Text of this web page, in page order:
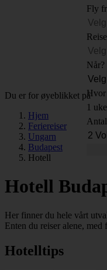
Fly
Når?
Hvor
1 uke
Du er for øyeblikket på
Hjem
Feriereiser
Ungarn
Budapest
Hotell
Hotell
Her finner du hele vårt
Enten du reiser alene,
Hotelltips